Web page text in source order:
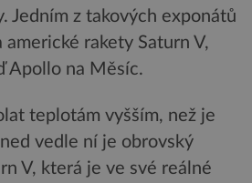
Jedním z takových exponátů
rakety Saturn V,
Apollo na Měsíc.
teplotám vyšším, než je
vedle ní je obrovský
V, která je ve své reálné